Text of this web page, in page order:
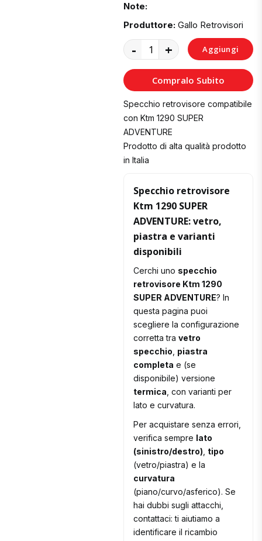
Note:
Produttore: Gallo Retrovisori
- + Aggiungi
al
Carrello
Compralo Subito
Specchio retrovisore compatibile
con Ktm 1290 SUPER
ADVENTURE
Prodotto di alta qualità prodotto
in Italia
Specchio retrovisore
Ktm 1290 SUPER
ADVENTURE: vetro,
piastra e varianti
disponibili
Cerchi uno specchio
retrovisore Ktm 1290
SUPER ADVENTURE? In
questa pagina puoi
scegliere la configurazione
corretta travetro
specchio piastra
completa e (se
disponibile) versione
termica , con varianti per
lato e curvatura.
Per acquistare senza errori,
verifica sempre lato
(sinistro/destro) tipo
(vetro/piastra) e la
curvatura
(piano/curvo/asferico). Se
hai dubbi sugli attacchi,
contattaci: ti aiutiamo a
identificare il ricambio